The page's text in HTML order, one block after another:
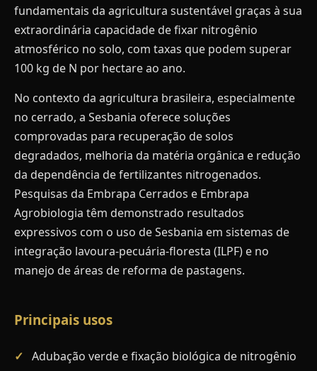
fundamentais da agricultura sustentável graças à sua
extraordinária capacidade de fixar nitrogênio
atmosférico no solo, com taxas que podem superar
100 kg de N por hectare ao ano.
No contexto da agricultura brasileira, especialmente
no cerrado, a Sesbania oferece soluções
comprovadas para recuperação de solos
degradados, melhoria da matéria orgânica e redução
da dependência de fertilizantes nitrogenados.
Pesquisas da Embrapa Cerrados e Embrapa
Agrobiologia têm demonstrado resultados
expressivos com o uso de Sesbania em sistemas de
integração lavoura-pecuária-floresta (ILPF) e no
manejo de áreas de reforma de pastagens.
Principais usos
Adubação verde e fixação biológica de nitrogênio